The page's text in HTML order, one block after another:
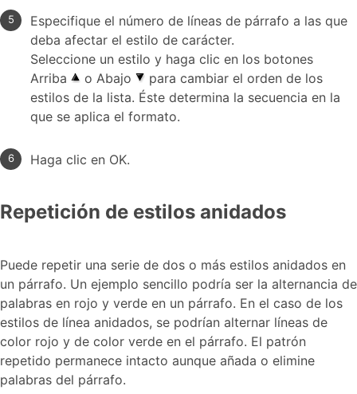
Especifique el número de líneas de párrafo a las que
deba afectar el estilo de carácter.
Seleccione un estilo y haga clic en los botones
Arriba
o Abajo
para cambiar el orden de los
estilos de la lista. Éste determina la secuencia en la
que se aplica el formato.
Haga clic en OK.
Repetición de estilos anidados
Puede repetir una serie de dos o más estilos anidados en
un párrafo. Un ejemplo sencillo podría ser la alternancia de
palabras en rojo y verde en un párrafo. En el caso de los
estilos de línea anidados, se podrían alternar líneas de
color rojo y de color verde en el párrafo. El patrón
repetido permanece intacto aunque añada o elimine
palabras del párrafo.